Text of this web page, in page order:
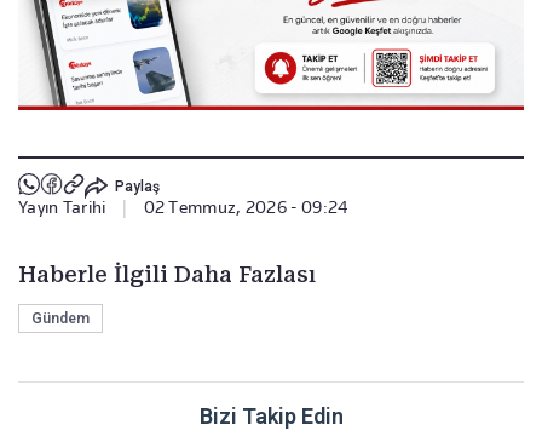
Paylaş
Yayın Tarihi 02 Temmuz, 2026 - 09:24
Haberle İlgili Daha Fazlası
Gündem
Bizi Takip Edin